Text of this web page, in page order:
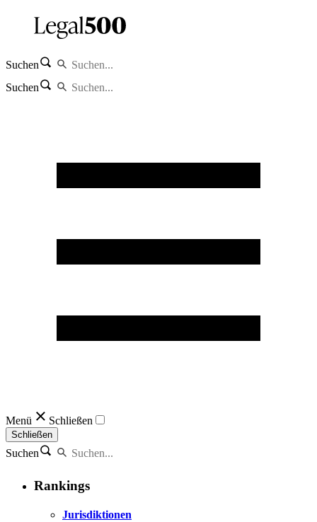
Suchen
Suchen
Menü Schließen
Schließen
Suchen
Rankings
Jurisdiktionen